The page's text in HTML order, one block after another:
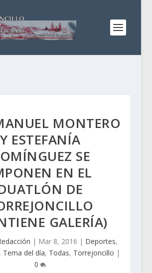
MONTERO
Y ESTEFANÍA
SE
EN EL
DE
GALERÍA)
| Mar 8, 2016 | Deportes,
, Tema del día, Todas, Torrejoncillo |
0